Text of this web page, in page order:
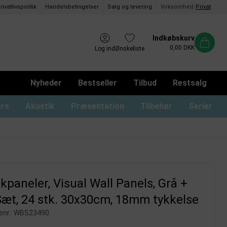
Handelsbetingelser Salg og levering Virksomhed Privat
Log ind Ønskeliste
Indkøbskurv
0,00 DKK
Nyheder Bestseller Tilbud Restsalg
Akustik Præsentation Tilbehør Serier
Visual Wall Panels, Grå +
24 stk. 30x30cm, 18mm tykkelse
WBS23490